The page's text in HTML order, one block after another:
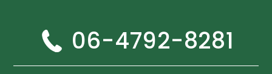
06-4792-8281